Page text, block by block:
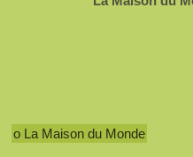
o La Maison du Monde